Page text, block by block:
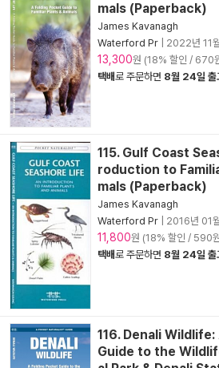
mals (Paperback)
James Kavanagh
Waterford Pr
2022년 11
13,300원 (18% 할인 / 670
택배로 주문하면 8월 24일 출
115. Gulf Coast
roduction to
mals (Paperback)
James Kavanagh
Waterford Pr
2016년 01
11,800원 (18% 할인 / 590
택배로 주문하면 8월 24일 출
116. Denali
Guide to the